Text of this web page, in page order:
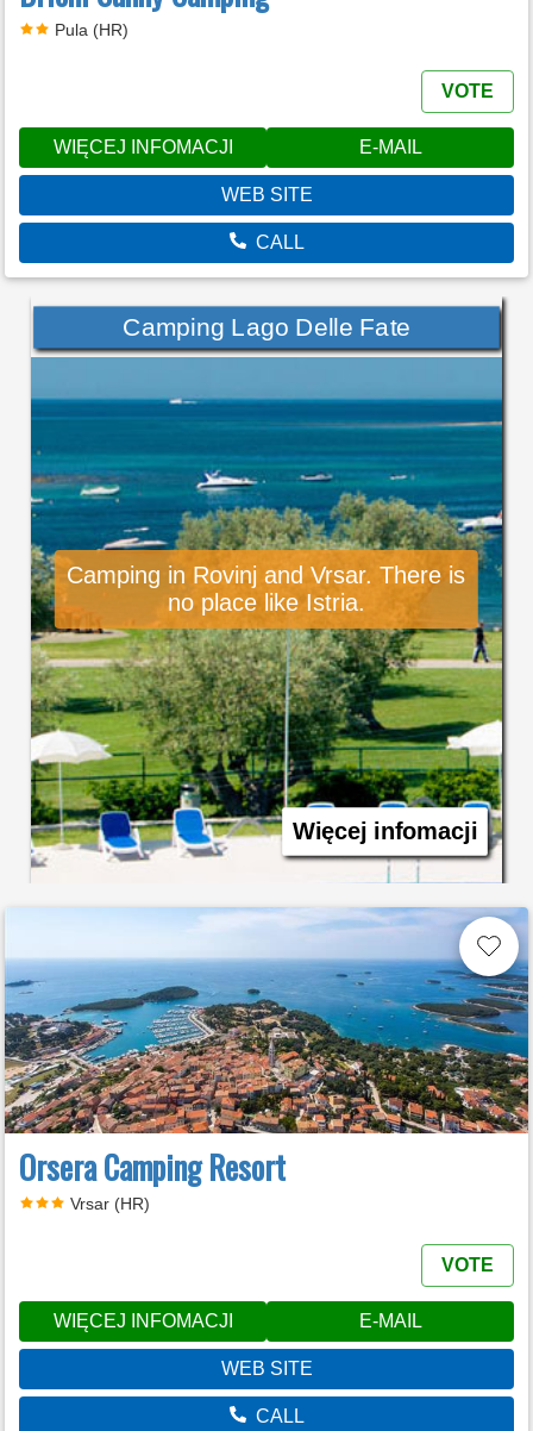
Pula (HR)
VOTE
WIĘCEJ INFOMACJI E-MAIL
WEB SITE
CALL
Camping Lago Delle Fate
Camping in Rovinj and Vrsar. There is
no place like Istria.
Więcej infomacji
Orsera Camping Resort
Vrsar (HR)
VOTE
WIĘCEJ INFOMACJI E-MAIL
WEB SITE
CALL